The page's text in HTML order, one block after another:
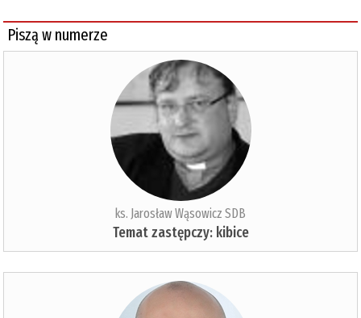
Piszą w numerze
ks. Jarosław Wąsowicz SDB
Temat zastępczy: kibice